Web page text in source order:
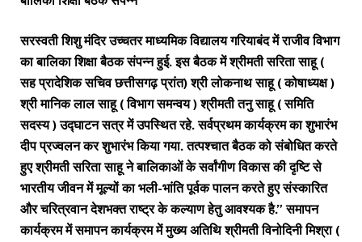
सरस्वती शिशु मंदिर उच्चतर माध्यमिक विद्यालय गरियाबंद में राजीव विभाग
का बालिका शिक्षा बैठक संपन्न हुई. इस बैठक में श्रीमती सरिता साहू (
सह प्रादेशिक सचिव छत्तीसगढ़ प्रांत) श्री लोकनाथ साहू ( कोषाध्यक्ष )
श्री मानिक लाल साहू ( विभाग समन्वय ) श्रीमती तनु साहू ( समिति
सदस्य ) उद्घाटन सत्र में उपस्थित रहे. सर्वप्रथम कार्यक्रम का शुभारंभ
दीप प्रज्वलन कर शुभारंभ किया गया. तत्पश्चात बैठक को संबोधित करते
हुए श्रीमती सरिता साहू ने बालिकाओं के सर्वांगीण विकास की दृष्टि से
भारतीय जीवन में मूल्यों का भली-भांति पूर्वक पालन करते हुए संस्कारित
और चरित्रवान देशभक्त राष्ट्र के कल्याण हेतु आवश्यक है.” समापन
कार्यक्रम में समापन कार्यक्रम में मुख्य अतिथि श्रीमती विनोदिनी मिश्रा (